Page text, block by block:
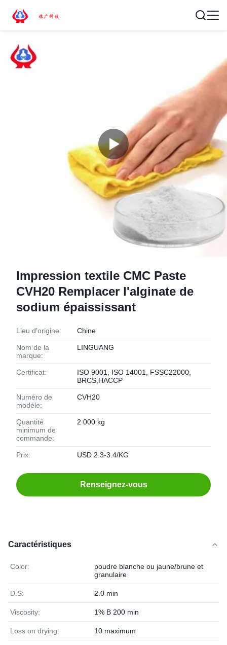
Impression textile CMC Paste
CVH20 Remplacer l'alginate de
sodium épaississant
Lieu d'origine: Chine
Nom de la
marque:
LINGUANG
Certificat:
ISO 9001, ISO 14001, FSSC22000,
BRCS,HACCP
Numéro de
modèle:
CVH20
Quantité
minimum de
commande:
2 000 kg
Prix: USD 2.3-3.4/KG
Renseignez-vous
Caractéristiques
Color:
poudre blanche ou jaune/brune et
granulaire
D.S: 2.0 min
Viscosity: 1% B 200 min
Loss on drying: 10 maximum